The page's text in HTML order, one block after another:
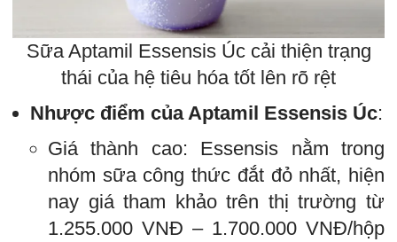
Sữa Aptamil Essensis Úc cải thiện trạng
thái của hệ tiêu hóa tốt lên rõ rệt
Nhược điểm của Aptamil Essensis Úc:
Giá thành cao: Essensis nằm trong
nhóm sữa công thức đắt đỏ nhất, hiện
nay giá tham khảo trên thị trường từ
1.255.000 VNĐ – 1.700.000 VNĐ/hộp